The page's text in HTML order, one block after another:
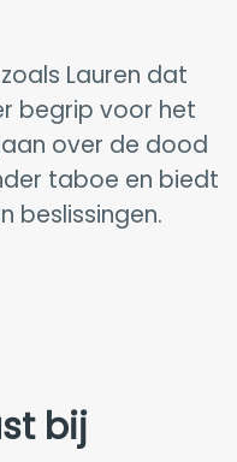
Lauren dat
begrip voor het
over de dood
taboe en biedt
beslissingen.
bij